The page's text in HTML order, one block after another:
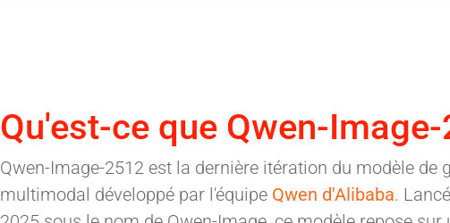
Qu'est-ce que Qwen-
Qwen-Image-2512 est la dernière itération du modèle de
multimodal développé par l'équipe Qwen d'Alibaba.